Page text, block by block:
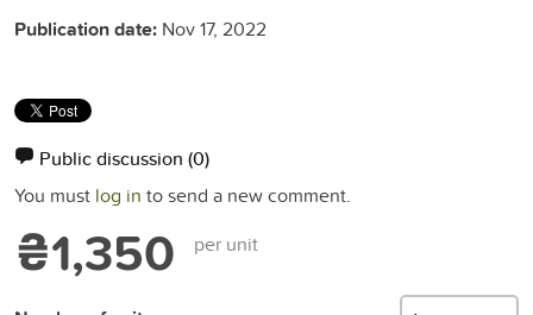
Publication date: Nov 17, 2022
Public discussion (0)
You must log in to send a new comment.
₴1,350 per unit